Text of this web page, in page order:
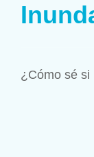
¿Cómo sé si